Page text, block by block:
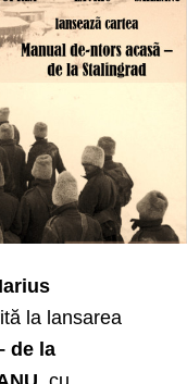
la lansarea
de la